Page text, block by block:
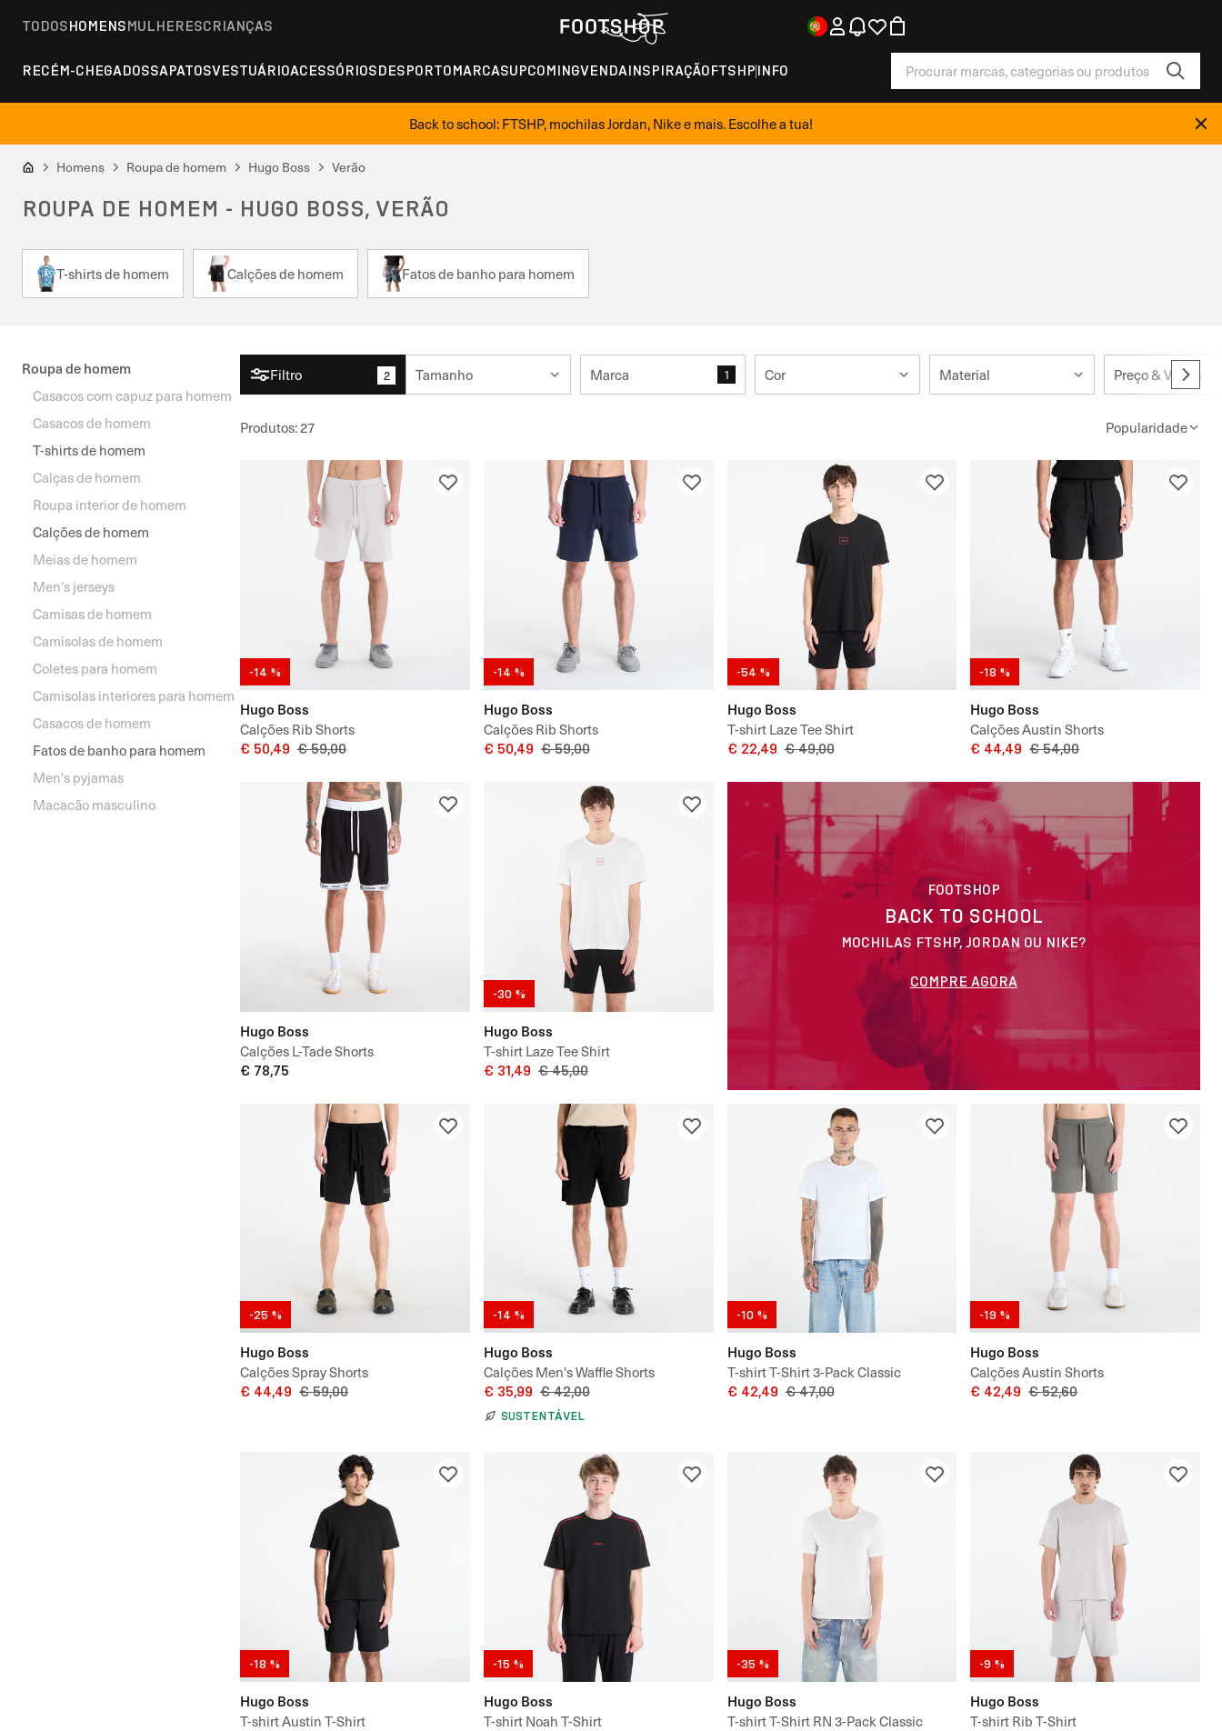
TODOSHOMENSMULHERESCRIANÇAS
RECÉM-CHEGADOSSAPATOSVESTUÁRIOACESSÓRIOSDESPORTOMARCASUPCOMINGVENDAINSPIRAÇÃOFTSHP INFO
Back to school: FTSHP, mochilas Jordan, Nike e mais. Escolhe a tua!
Homens Roupa de homem Hugo Boss Verão
ROUPA DE HOMEM - HUGO BOSS, VERÃO
T-shirts de homem Calções de homem Fatos de banho para homem
Roupa de homem
Casacos com capuz para homem
Casacos de homem
T-shirts de homem
Calças de homem
Roupa interior de homem
Calções de homem
Meias de homem
Men's jerseys
Camisas de homem
Camisolas de homem
Coletes para homem
Camisolas interiores para homem
Casacos de homem
Fatos de banho para homem
Men's pyjamas
Macacão masculino
Filtro 2 Tamanho Marca 1 Cor Material Preço & Venda
Produtos:27 Popularidade
-14 %
Hugo Boss
Calções Rib Shorts
€ 50,49 € 59,00
-14 %
Hugo Boss
Calções Rib Shorts
€ 50,49 € 59,00
-54 %
Hugo Boss
T-shirt Laze Tee Shirt
€ 22,49 € 49,00
-18 %
Hugo Boss
Calções Austin Shorts
€ 44,49 € 54,00
Hugo Boss
Calções L-Tade Shorts
€ 78,75
-30 %
Hugo Boss
T-shirt Laze Tee Shirt
€ 31,49 € 45,00
-25 %
Hugo Boss
Calções Spray Shorts
€ 44,49 € 59,00
-14 %
Hugo Boss
Calções Men's Waffle Shorts
€ 35,99 € 42,00
SUSTENTÁVEL
-10 %
Hugo Boss
T-shirt T-Shirt 3-Pack Classic
€ 42,49 € 47,00
-19 %
Hugo Boss
Calções Austin Shorts
€ 42,49 € 52,60
-18 %
Hugo Boss
T-shirt Austin T-Shirt
-15 %
Hugo Boss
T-shirt Noah T-Shirt
-35 %
Hugo Boss
T-shirt T-Shirt RN 3-Pack Classic
-9 %
Hugo Boss
T-shirt Rib T-Shirt
FOOTSHOP
BACK TO SCHOOL
MOCHILAS FTSHP, JORDAN OU NIKE?
COMPRE AGORA